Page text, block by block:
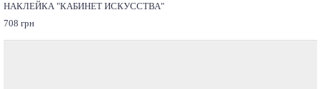
НАКЛЕЙКА "КАБИНЕТ ИСКУССТВА"
708 грн